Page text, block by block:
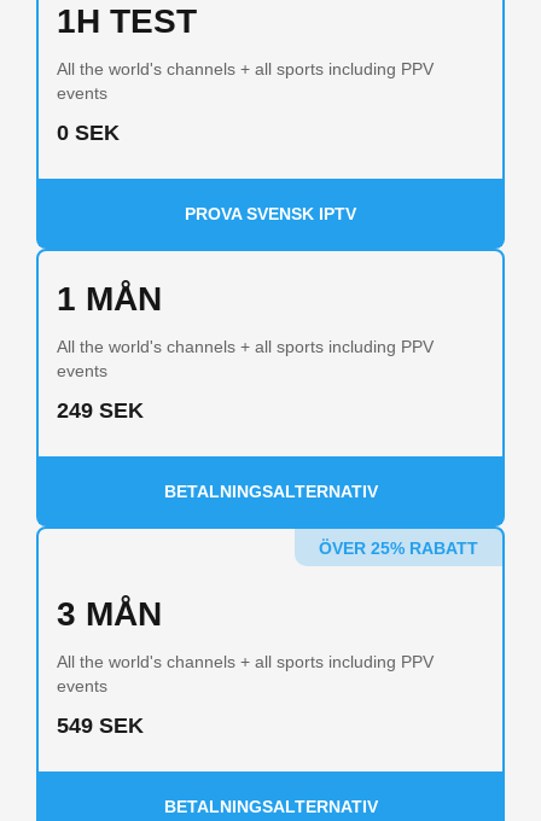
1H TEST
All the world's channels + all sports including PPV
events
0 SEK
PROVA SVENSK IPTV
1 MÅN
All the world's channels + all sports including PPV
events
249 SEK
BETALNINGSALTERNATIV
ÖVER 25% RABATT
3 MÅN
All the world's channels + all sports including PPV
events
549 SEK
BETALNINGSALTERNATIV